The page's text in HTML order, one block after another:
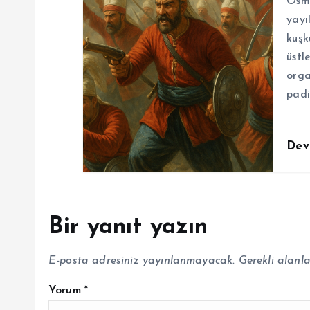
Bir yanıt yazın
E-posta adresiniz yayınlanmayacak. Gerekli
Yorum *